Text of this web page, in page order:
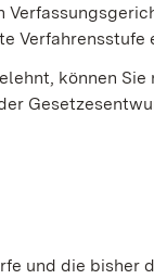
Verfahrensstufe
können Sie
und die bisher